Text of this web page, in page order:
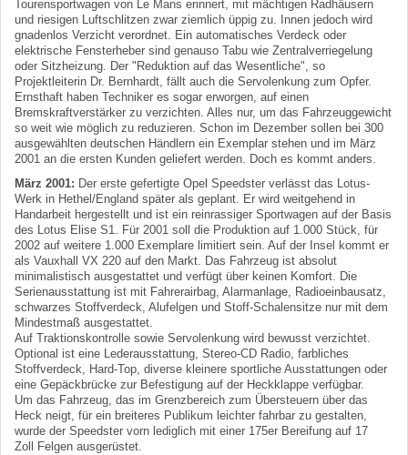
Tourensportwagen von Le Mans erinnert, mit mächtigen Radhäusern
und riesigen Luftschlitzen zwar ziemlich üppig zu. Innen jedoch wird
gnadenlos Verzicht verordnet. Ein automatisches Verdeck oder
elektrische Fensterheber sind genauso Tabu wie Zentralverriegelung
oder Sitzheizung. Der "Reduktion auf das Wesentliche", so
Projektleiterin Dr. Bernhardt, fällt auch die Servolenkung zum Opfer.
Ernsthaft haben Techniker es sogar erworgen, auf einen
Bremskraftverstärker zu verzichten. Alles nur, um das Fahrzeuggewicht
so weit wie möglich zu reduzieren. Schon im Dezember sollen bei 300
ausgewählten deutschen Händlern ein Exemplar stehen und im März
2001 an die ersten Kunden geliefert werden. Doch es kommt anders.
März 2001: Der erste gefertigte Opel Speedster verlässt das Lotus-
Werk in Hethel/England später als geplant. Er wird weitgehend in
Handarbeit hergestellt und ist ein reinrassiger Sportwagen auf der Basis
des Lotus Elise S1. Für 2001 soll die Produktion auf 1.000 Stück, für
2002 auf weitere 1.000 Exemplare limitiert sein. Auf der Insel kommt er
als Vauxhall VX 220 auf den Markt. Das Fahrzeug ist absolut
minimalistisch ausgestattet und verfügt über keinen Komfort. Die
Serienausstattung ist mit Fahrerairbag, Alarmanlage, Radioeinbausatz,
schwarzes Stoffverdeck, Alufelgen und Stoff-Schalensitze nur mit dem
Mindestmaß ausgestattet.
Auf Traktionskontrolle sowie Servolenkung wird bewusst verzichtet.
Optional ist eine Lederausstattung, Stereo-CD Radio, farbliches
Stoffverdeck, Hard-Top, diverse kleinere sportliche Ausstattungen oder
eine Gepäckbrücke zur Befestigung auf der Heckklappe verfügbar.
Um das Fahrzeug, das im Grenzbereich zum Übersteuern über das
Heck neigt, für ein breiteres Publikum leichter fahrbar zu gestalten,
wurde der Speedster vorn lediglich mit einer 175er Bereifung auf 17
Zoll Felgen ausgerüstet.